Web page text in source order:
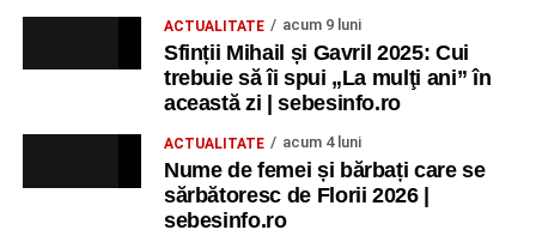
ACTUALITATE acum 9 luni
Sfinții Mihail și Gavril 2025: Cui
trebuie să îi spui „La mulţi ani” în
această zi | sebesinfo.ro
ACTUALITATE acum 4 luni
Nume de femei și bărbați care se
sărbătoresc de Florii 2026 |
sebesinfo.ro